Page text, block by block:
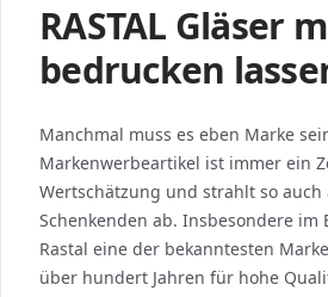
RASTAL Gläser
bedrucken
Manchmal muss es eben Marke
Markenwerbeartikel ist immer ein
Wertschätzung und strahlt so auch
Schenkenden ab. Insbesondere im
Rastal eine der bekanntesten
über hundert Jahren für hohe